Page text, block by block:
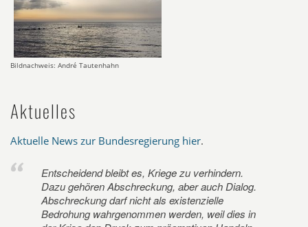
Bildnachweis: André Tautenhahn
Aktuelles
Aktuelle News zur Bundesregierung hier.
Entscheidend bleibt es, Kriege zu verhindern.
Dazu gehören Abschreckung, aber auch Dialog.
Abschreckung darf nicht als existenzielle
Bedrohung wahrgenommen werden, weil dies in